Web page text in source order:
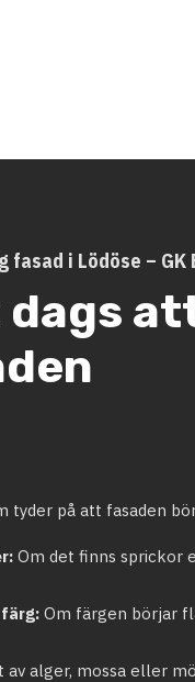
fasad i Lödöse – GK
dags
tyder på att fasaden
Om det finns sprickor
Om färgen börjar
av alger, mossa eller